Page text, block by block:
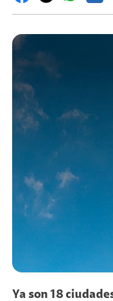
Ya son 18